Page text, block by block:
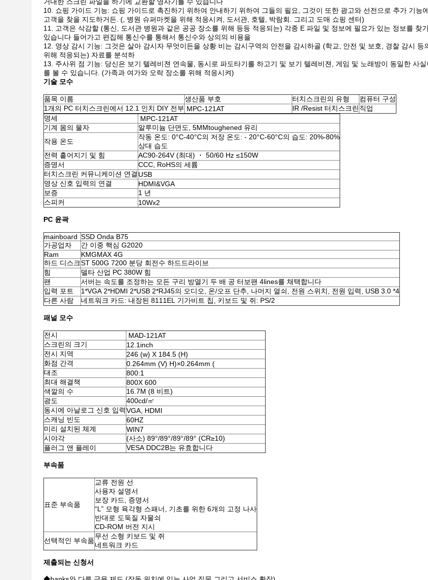
쇼핑 가이드 기능: 쇼핑 가이드로 촉진하기 위하여 안내하기 위하여 그들의 필요, 그것이 또한 광고와 선전으로 추가 기능
고객을 찾을 지도하거든. (, 병원 슈퍼마켓을 위해 적응시켜, 도서관, 호텔, 박람회. 그리고 도매 쇼핑 센터)
고객은 삭감할 (통신, 도서관 병원과 같은 공공 장소를 위해 등등 적응되는) 각종 E 파일 및 정보에 필요가 있는 정보를 찾
있습니다 들어가고 편집해 통신수를 통해서 통신수와 상의의 비용을
영상 감시 기능: 그것은 살아 감시자 무엇이든을 상황 비는 감시구역의 안전을 감시하골 (학교, 안전 및 보호, 경찰 감시 등
위해 적응되는) 자료를 분석하
주사위 점 기능: 당신은 보기 텔레비젼 연속물, 동시로 파도타기를 하고기 및 보기 텔레비젼, 게임 및 노래방이 동일한 사
를 볼 수 있습니다. (가족과 여가와 오락 장소를 위해 적응시켜)
기술 모수
품목 이름 생산품 부호 터치스크린의 유형
컴퓨터 구성
1개의 PC 터치스크린에서 12.1 인치 DIY 전부 MPC-121AT IR /Resist 터치스크린 직업
명세
MPC-121AT
기계 몸의 물자
알루미늄 단면도, 5MMtoughened 유리
작용 온도
작동 온도: 0°C-40°C의 저장 온도: - 20°C-60°C의 습도: 20%-80%
상대 습도
전력 흩어지기 및 힘
AC90-264V (최대) ・ 50/60 Hz ≤150W
증명서
CCC, RoHS의 세륨
터치스크린 커뮤니케이션 연결 USB
영상 신호 입력의 연결
HDMI&VGA
보증
1 년
스피커
10Wx2
PC 윤곽
mainboard SSD Onda B75
가공업자
간 이중 핵심 G2020
Ram
KMGMAX 4G
하드 디스크ST 500G 7200 분당 회전수 하드드라이브
힘
델타 산업 PC 380W 힘
팬
서버는 속도를 조정하는 모든 구리 방열기 두 배 공 터보팬 4lines를 채택합니다
입력 포트
1*VGA 2*HDMI 2*USB 2*RJ45의 오디오, 온/오프 단추, 나머지 열쇠, 전원 스위치, 전원 입력, USB 3.0 *4
다른 사람
네트워크 카드: 내장된 8111EL 기가비트 칩, 키보드 및 쥐: PS/2
패널 모수
전시
MAD-121AT
스크린의 크기
12.1inch
전시 지역
246 (w) X 184.5 (H)
화점 간격
0.264mm (V) H)×0.264mm (
대조
800:1
최대 해결책
800X 600
색깔의 수
16.7M (8 비트)
광도
400cd/㎡
동시에 아날로그 신호 입력VGA, HDMI
스캐닝 빈도
60HZ
미리 설치된 체계
WIN7
시야각
(사소) 89°/89°/89°/89° (CR≥10)
플러그 앤 플레이
VESA DDC2B는 유효합니다
부속품
표준 부속품
교류 전원 선
사용자 설명서
보장 카드, 증명서
“L” 모형 육각형 스패너, 기초를 위한 6개의 고정 나사
반대로 도둑질 자물쇠
CD-ROM 버전 지시
선택적인 부속품
무선 소형 키보드 및 쥐
네트워크 카드
제출되는 신청서